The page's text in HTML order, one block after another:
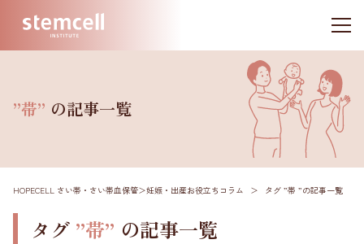
”帯” の記事一覧
HOPECELL さい帯・さい帯血保管＞妊娠・出産お役立ちコラム ＞ タグ ”帯 ”の記事一覧
タグ ”帯” の記事一覧